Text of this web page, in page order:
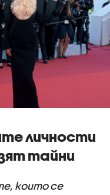
личности
тайни
които се